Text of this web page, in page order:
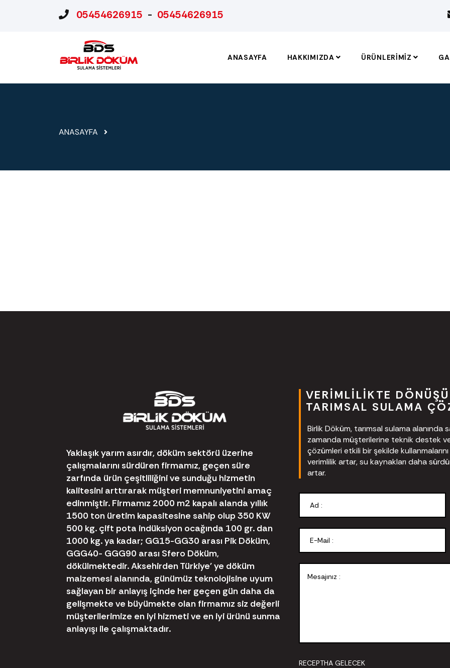
05454626915 - 05454626915
ANASAYFA HAKKIMIZDA ÜRÜNLERIMIZ
ANASAYFA
Yaklaşık yarım asırdır, döküm sektörü üzerine
çalışmalarını sürdüren firmamız, geçen süre
zarfında ürün çeşitliliğini ve sunduğu hizmetin
kalitesini arttırarak müşteri memnuniyetini amaç
edinmiştir. Firmamız 2000 m2 kapalı alanda yıllık
1500 ton üretim kapasitesine sahip olup 350 KW
500 kg. çift pota indüksiyon ocağında 100 gr. dan
1000 kg. ya kadar; GG15-GG30 arası Pik Döküm,
GGG40- GGG90 arası Sfero Döküm,
dökülmektedir. Aksehirden Türkiye' ye döküm
malzemesi alanında, günümüz teknolojisine uyum
sağlayan bir anlayış içinde her geçen gün daha da
gelişmekte ve büyümekte olan firmamız siz değerli
müşterilerimize en iyi hizmeti ve en iyi ürünü sunma
anlayışı ile çalışmaktadır.
VERIMLILIKTE
TARIMSAL SULAMA
Birlik Döküm, tarımsal sulama alanında
zamanda müşterilerine teknik destek
çözümleri etkili bir şekilde
verimlilik artar, su kaynakları daha
artar.
RECEPTHA GELECEK